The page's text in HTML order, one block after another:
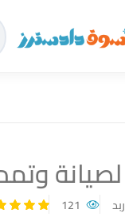
دادسترز الرئيسية